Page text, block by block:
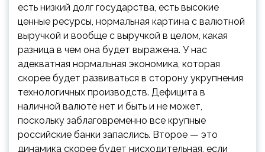
есть низкий долг государства, есть высокие
ценные ресурсы, нормальная картина с валютной
выручкой и вообще с выручкой в целом, какая
разница в чем она будет выражена. У нас
адекватная нормальная экономика, которая
скорее будет развиваться в сторону укрупнения
технологичных производств. Дефицита в
наличной валюте нет и быть и не может,
поскольку заблаговременно все крупные
российские банки запаслись. Второе — это
динамика скорее будет нисходительная, если